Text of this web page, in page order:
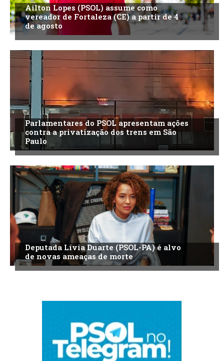
Ailton Lopes (PSOL) assume como
vereador de Fortaleza (CE) a partir de 4
de agosto
Parlamentares do PSOL apresentam ações
contra a privatização dos trens em São
Paulo
Deputada Lívia Duarte (PSOL-PA) é alvo
de novas ameaças de morte